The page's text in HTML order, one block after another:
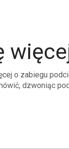
o zabiegu
dzwoniąc